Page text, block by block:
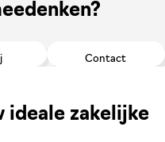
Contact
ideale zakelijke